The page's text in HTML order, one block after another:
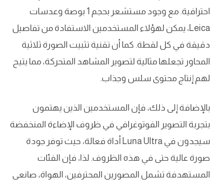
احترافية. مع وجود مستشعر بحجم 1 بوصة وعدسات
Leica، يمكن لهؤلاء المستخدمين الاستفادة من تفاصيل
دقيقة في كل لقطة. كما أن تقنية تثبيت الصورة ثلاثية
المحاور تجعلها مثالية لتصوير المشاهد المتحركة، مما يتيح
لهم إنتاج محتوى سلس وجذاب.
بالإضافة إلى ذلك، فإن المستخدمين الذين يهتمون
بتجربة التصوير الفوتوغرافي في ظروف الإضاءة المنخفضة
سيجدون في Luna Ultra أداة فعالة، حيث توفر جودة
صورة عالية حتى في هذه الظروف. لذا، فإن الفئات
المستهدفة تشمل المصورين المحترفين، الهواة، صانعي